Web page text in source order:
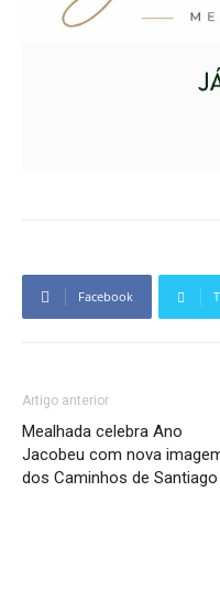
Facebook
Artigo anterior
Mealhada celebra Ano
Jacobeu com nova
dos Caminhos de Santiago